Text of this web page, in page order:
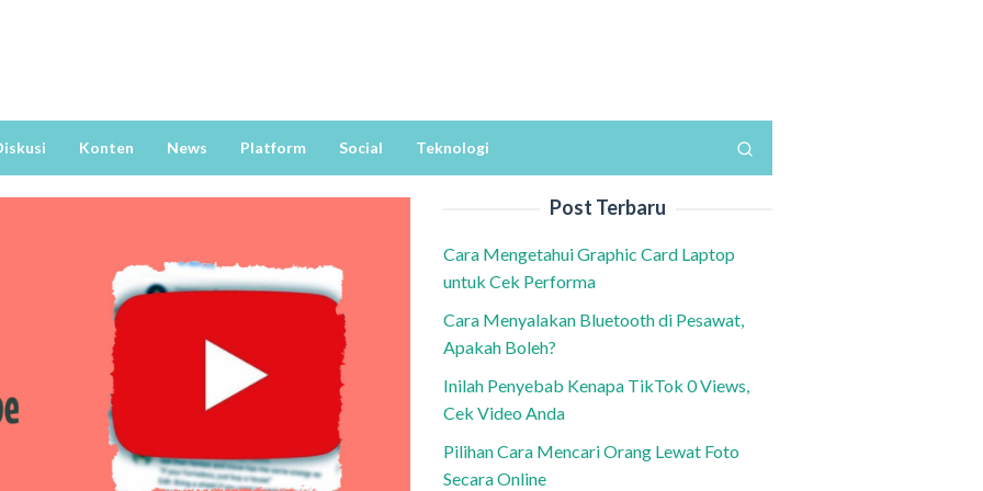
Konten News Platform Social Teknologi
Post Terbaru
Cara Mengetahui Graphic Card Laptop
untuk Cek Performa
Cara Menyalakan Bluetooth di Pesawat,
Apakah Boleh?
Inilah Penyebab Kenapa TikTok 0 Views,
Cek Video Anda
Pilihan Cara Mencari Orang Lewat Foto
Secara Online